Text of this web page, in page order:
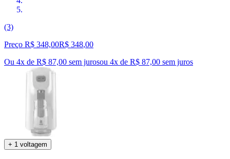
(3)
Preço R$ 348,00R$ 348,00
Ou 4x de R$ 87,00 sem jurosou 4x de R$ 87,00 sem juros
+ 1 voltagem